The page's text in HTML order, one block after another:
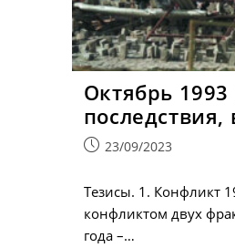
Октябрь 1993
Запись23/09/2023
Тезисы. 1. Конфликт
конфликтом двух
года –…